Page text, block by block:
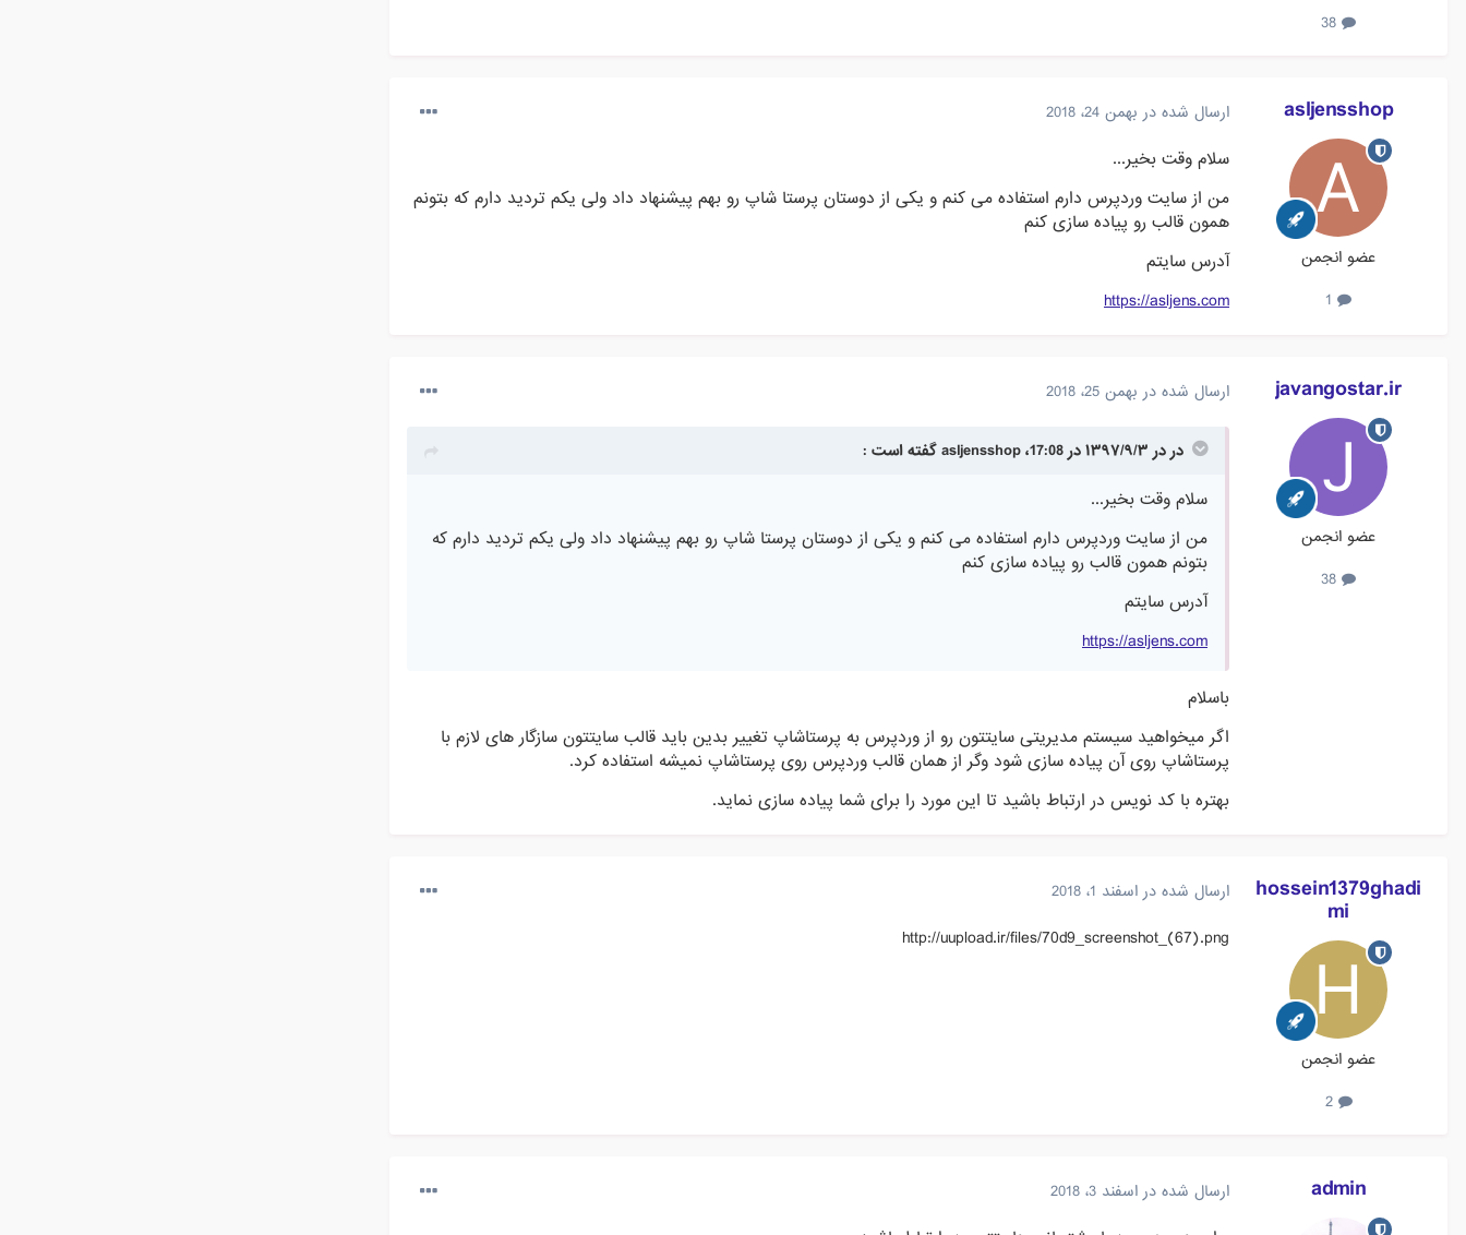
asljensshop
عضو انجمن
ارسال شده در بهمن 24، 2018
سلام وقت بخیر...
من از سایت وردپرس دارم استفاده می کنم و یکی از دوستان پرستا شاپ رو بهم پیشنهاد داد ولی یکم تردید دارم که بتونم
همون قالب رو پیاده سازی کنم
آدرس سایتم
https://asljens.com
javangostar.ir
عضو انجمن
ارسال شده در بهمن 25، 2018
در در ۱۳۹۷/۹/۳ در 17:08، asljensshop گفته است :
سلام وقت بخیر...
من از سایت وردپرس دارم استفاده می کنم و یکی از دوستان پرستا شاپ رو بهم پیشنهاد داد ولی یکم تردید دارم که
بتونم همون قالب رو پیاده سازی کنم
آدرس سایتم
https://asljens.com
باسلام
اگر میخواهید سیستم مدیریتی سایتتون رو از وردپرس به پرستاشاپ تغییر بدین باید قالب سایتتون سازگار های لازم با
پرستاشاپ روی آن پیاده سازی شود وگر از همان قالب وردپرس روی پرستاشاپ نمیشه استفاده کرد.
بهتره با کد نویس در ارتباط باشید تا این مورد را برای شما پیاده سازی نماید.
hossein1379ghadi
mi
عضو انجمن
2
ارسال شده در اسفند 1، 2018
http://uupload.ir/files/70d9_screenshot_(67).png
admin ارسال شده در اسفند 3، 2018